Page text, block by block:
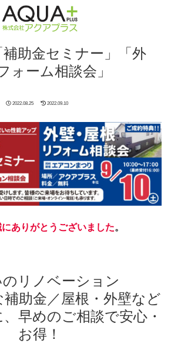
補助金セミナー」「外
ォーム相談会」
2022.08.25 2022.09.10
ありがとうございました。
リノベーション
助金／屋根・外壁など
早めのご相談で安心・
お得！